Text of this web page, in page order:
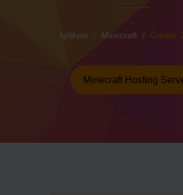
Aplikasi Minecraft Create
Minecraft Hosting